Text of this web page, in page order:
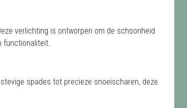
verlichting is ontworpen om de schoonheid
functionaliteit.
spades tot precieze snoeischaren, deze